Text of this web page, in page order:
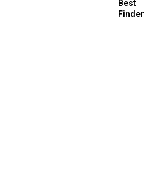
Best
Finder